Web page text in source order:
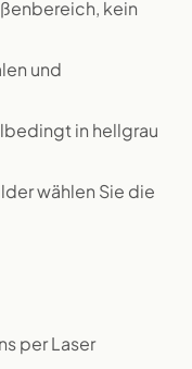
kein
und
in hellgrau
wählen Sie die
per Laser